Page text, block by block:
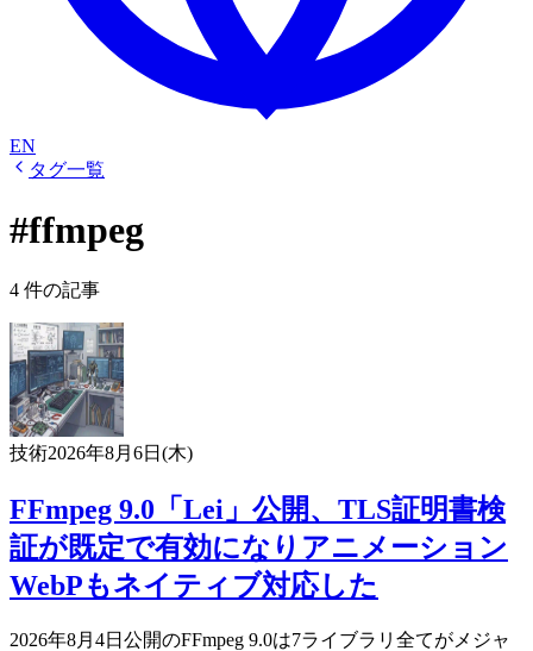
EN
タグ一覧
#ffmpeg
4 件の記事
技術2026年8月6日(木)
FFmpeg 9.0「Lei」公開、TLS証明書検
証が既定で有効になりアニメーション
WebPもネイティブ対応した
2026年8月4日公開のFFmpeg 9.0は7ライブラリ全てがメジャ